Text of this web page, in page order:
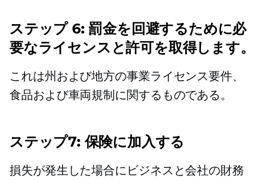
ステップ 6: 罰金を回避するために必
要なライセンスと許可を取得します。
これは州および地方の事業ライセンス要件、
食品および車両規制に関するものである。
ステップ7: 保険に加入する
損失が発生した場合にビジネスと会社の財務